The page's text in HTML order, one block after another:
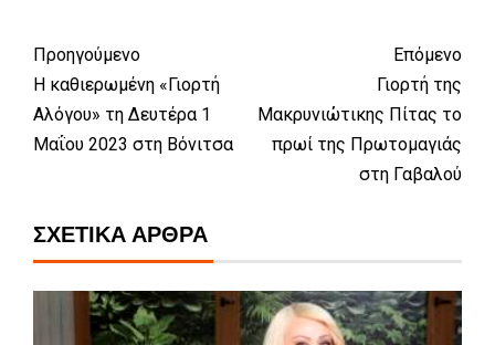
Προηγούμενο
Η καθιερωμένη «Γιορτή
Αλόγου» τη Δευτέρα 1
Μαΐου 2023 στη Βόνιτσα
Επόμενο
Γιορτή της
Μακρυνιώτικης Πίτας το
πρωί της Πρωτομαγιάς
στη Γαβαλού
ΣΧΕΤΙΚΆ ΆΡΘΡΑ